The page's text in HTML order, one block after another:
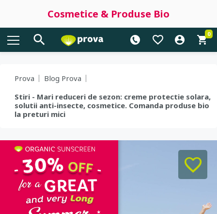
Cosmetice & Produse Bio
0
Prova
Blog Prova
Stiri - Mari reduceri de sezon: creme protectie solara,
solutii anti-insecte, cosmetice. Comanda produse bio
la preturi mici